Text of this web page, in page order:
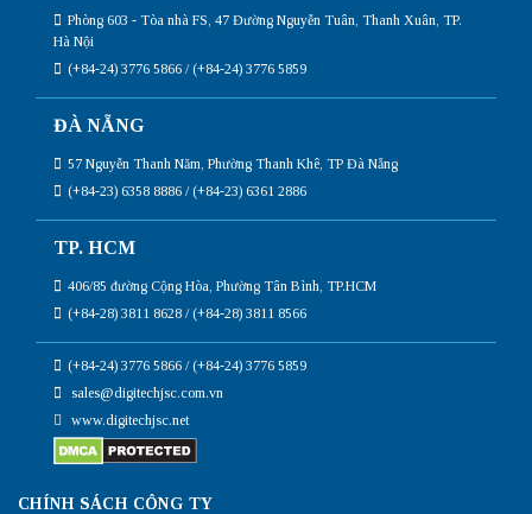
Phòng 603 - Tòa nhà FS, 47 Đường Nguyễn Tuân, Thanh Xuân, TP.
Hà Nội
(+84-24) 3776 5866 / (+84-24) 3776 5859
ĐÀ NẴNG
57 Nguyễn Thanh Năm, Phường Thanh Khê, TP Đà Nẵng
(+84-23) 6358 8886 / (+84-23) 6361 2886
TP. HCM
406/85 đường Cộng Hòa, Phường Tân Bình, TP.HCM
(+84-28) 3811 8628 / (+84-28) 3811 8566
(+84-24) 3776 5866 / (+84-24) 3776 5859
sales@digitechjsc.com.vn
www.digitechjsc.net
CHÍNH SÁCH CÔNG TY